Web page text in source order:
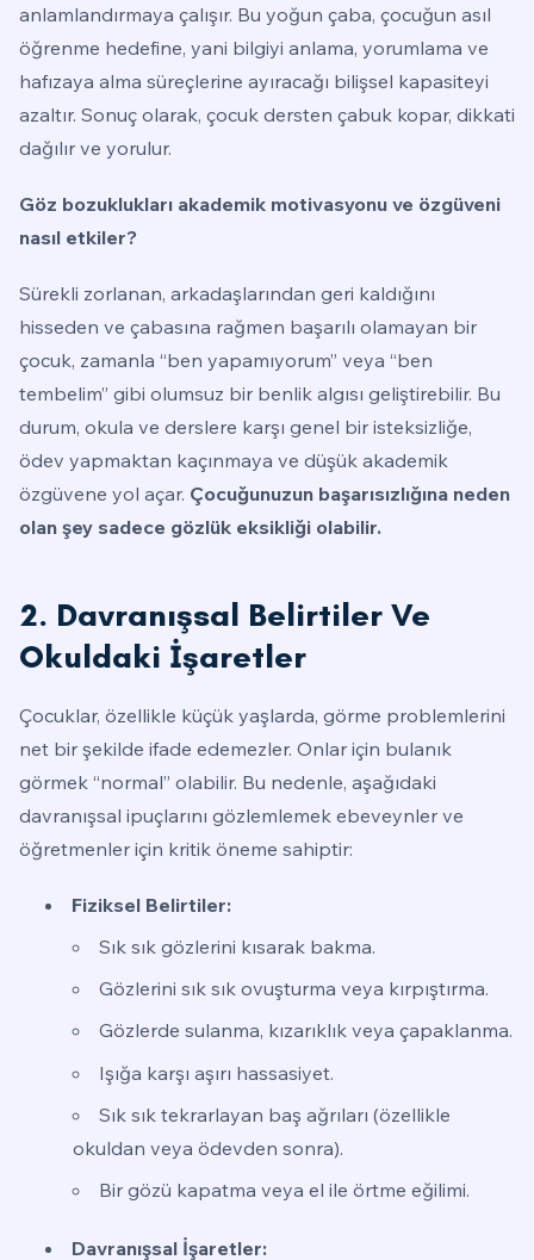
anlamlandırmaya çalışır. Bu yoğun çaba, çocuğun asıl
öğrenme hedefine, yani bilgiyi anlama, yorumlama ve
hafızaya alma süreçlerine ayıracağı bilişsel kapasiteyi
azaltır. Sonuç olarak, çocuk dersten çabuk kopar, dikkati
dağılır ve yorulur.
Göz bozuklukları akademik motivasyonu ve özgüveni
nasıl etkiler?
Sürekli zorlanan, arkadaşlarından geri kaldığını
hisseden ve çabasına rağmen başarılı olamayan bir
çocuk, zamanla “ben yapamıyorum” veya “ben
tembelim” gibi olumsuz bir benlik algısı geliştirebilir. Bu
durum, okula ve derslere karşı genel bir isteksizliğe,
ödev yapmaktan kaçınmaya ve düşük akademik
özgüvene yol açar. Çocuğunuzun başarısızlığına neden
olan şey sadece gözlük eksikliği olabilir.
2. Davranışsal Belirtiler Ve
Okuldaki İşaretler
Çocuklar, özellikle küçük yaşlarda, görme problemlerini
net bir şekilde ifade edemezler. Onlar için bulanık
görmek “normal” olabilir. Bu nedenle, aşağıdaki
davranışsal ipuçlarını gözlemlemek ebeveynler ve
öğretmenler için kritik öneme sahiptir:
Fiziksel Belirtiler:
Sık sık gözlerini kısarak bakma.
Gözlerini sık sık ovuşturma veya kırpıştırma.
Gözlerde sulanma, kızarıklık veya çapaklanma.
Işığa karşı aşırı hassasiyet.
Sık sık tekrarlayan baş ağrıları (özellikle
okuldan veya ödevden sonra).
Bir gözü kapatma veya el ile örtme eğilimi.
Davranışsal İşaretler: